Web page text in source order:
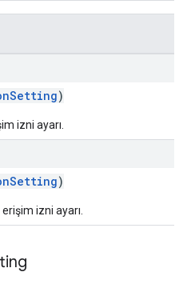
)
izni ayarı.
)
izni ayarı.